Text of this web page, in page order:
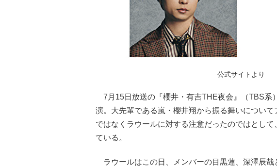
公式サイトより
7月15日放送の『櫻井・有吉THE夜会』（TBS系
演。大先輩である嵐・櫻井翔から振る舞いについ
ではなくラウールに対する注意だったのではとし
ている。
ラウールはこの日、メンバーの目黒蓮、深澤辰哉